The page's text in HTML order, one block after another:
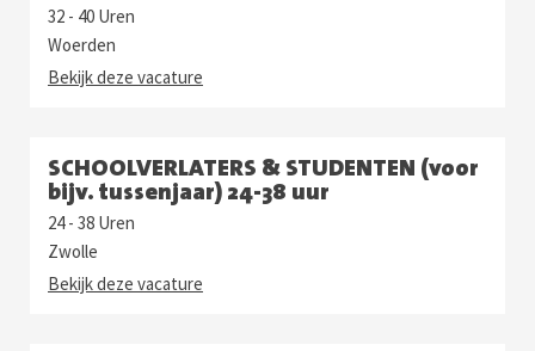
32 - 40 Uren
Woerden
Bekijk deze vacature
SCHOOLVERLATERS & STUDENTEN (voor
bijv. tussenjaar) 24-38 uur
24 - 38 Uren
Zwolle
Bekijk deze vacature